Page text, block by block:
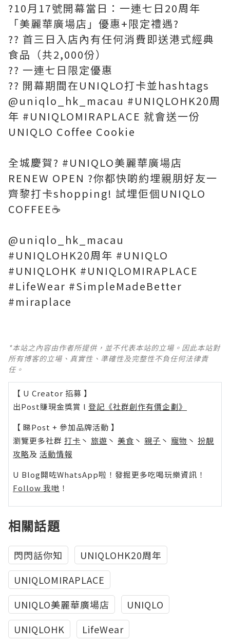
?10月17號開幕當日：一連七日20周年
「美麗華廣場店」優惠+限定禮遇?
?? 首三日入店內有任何消費即送港式經典
食品（共2,000份）
?? 一連七日限定優惠
?? 開幕期間在UNIQLO打卡並hashtags
@uniqlo_hk_macau #UNIQLOHK20周
年 #UNIQLOMIRAPLACE 就會送一份
UNIQLO Coffee Cookie
全城慶賀? #UNIQLO美麗華廣場店
RENEW OPEN ?你都快啲約埋親朋好友一
齊黎打卡shopping! 試埋佢個UNIQLO
COFFEE☕️
@uniqlo_hk_macau
#UNIQLOHK20周年 #UNIQLO
#UNIQLOHK #UNIQLOMIRAPLACE
#LifeWear #SimpleMadeBetter
#miraplace
*本站之內容由作者所提供，並不代表本站的立場。因此本站對
所有博客的立場、真實性、準確性及完整性不負任何法律責
任。
【 U Creator 招募 】
出Post賺現金獎賞 l 登記《社群創作有價企劃》
【 睇Post + 參加品牌活動 】
瀏覽更多社群 打卡 丶 旅遊 丶 美食 丶 親子 丶 寵物 丶 扮靚
攻略及 活動情報
U Blog開咗WhatsApp啦！發掘更多吃喝玩樂資訊！
Follow 我哋 ！
相關話題
閃閃話你知
UNIQLOHK20周年
UNIQLOMIRAPLACE
UNIQLO美麗華廣場店
UNIQLO
UNIQLOHK
LifeWear